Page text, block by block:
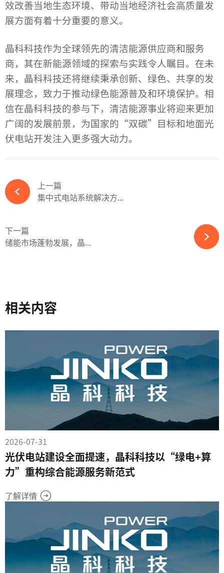
效改善当地生态环境、带动当地经济社会高质量发
展方面有着十分重要的意义。
晶科科技作为全球领先的清洁能源供应商和服务
商，其在新能源领域的探索与实践令人瞩目。在未
来，晶科科技还将继续秉承创新、绿色、共享的发
展理念，致力于推动绿色能源普及和环境保护。相
信在晶科科技的参与下，清洁能源事业将迎来更加
广阔的发展前景，为国家的“双碳”目标和地面光
伏电站开发注入更多强大动力。
上一篇
集中式电站系统解决方...
下一篇
储能市场蓬勃发展，晶...
相关内容
2026-07-31
光伏电站建设全面提速，晶科科技以“绿电+算
力”重构综合能源服务新范式
了解详情